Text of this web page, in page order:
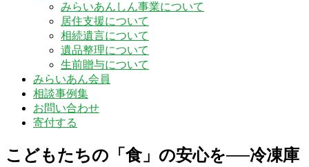
みらいあんしん事業について
居住支援について
相続遺言について
遺品整理について
生前贈与について
みらいあん会員
相談事例集
お問い合わせ
寄付する
こどもたちの「食」の安心を──冷凍庫